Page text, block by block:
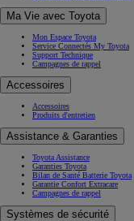
Ma Vie avec Toyota
Mon Espace Toyota
Service Connectés My Toyota
Support Technique
Campagnes de rappel
Accessoires
Accessoires
Produits d'entretien
Assistance & Garanties
Toyota Assistance
Garanties Toyota
Bilan de Santé Batterie Toyota
Garantie Confort Extracare
Campagnes de rappel
Systèmes de sécurité